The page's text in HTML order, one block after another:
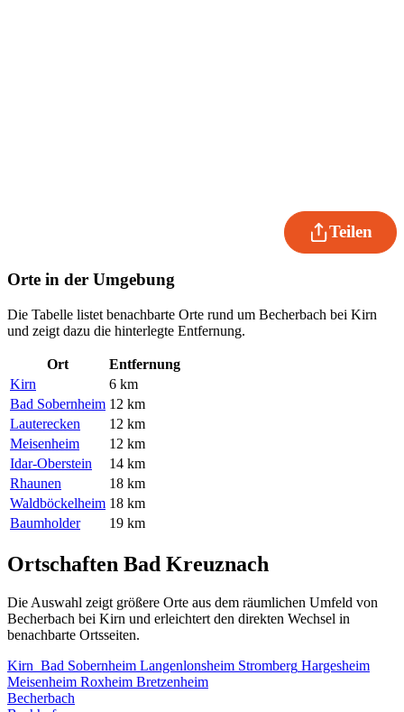
Teilen
Orte in der Umgebung
Die Tabelle listet benachbarte Orte rund um Becherbach bei Kirn
und zeigt dazu die hinterlegte Entfernung.
Ort
Entfernung
Kirn
6 km
Bad Sobernheim 12 km
Lauterecken
12 km
Meisenheim
12 km
Idar-Oberstein
14 km
Rhaunen
18 km
Waldböckelheim 18 km
Baumholder
19 km
Ortschaften Bad Kreuznach
Die Auswahl zeigt größere Orte aus dem räumlichen Umfeld von
Becherbach bei Kirn und erleichtert den direkten Wechsel in
benachbarte Ortsseiten.
Kirn Bad Sobernheim Langenlonsheim Stromberg Hargesheim
Meisenheim Roxheim Bretzenheim
Becherbach